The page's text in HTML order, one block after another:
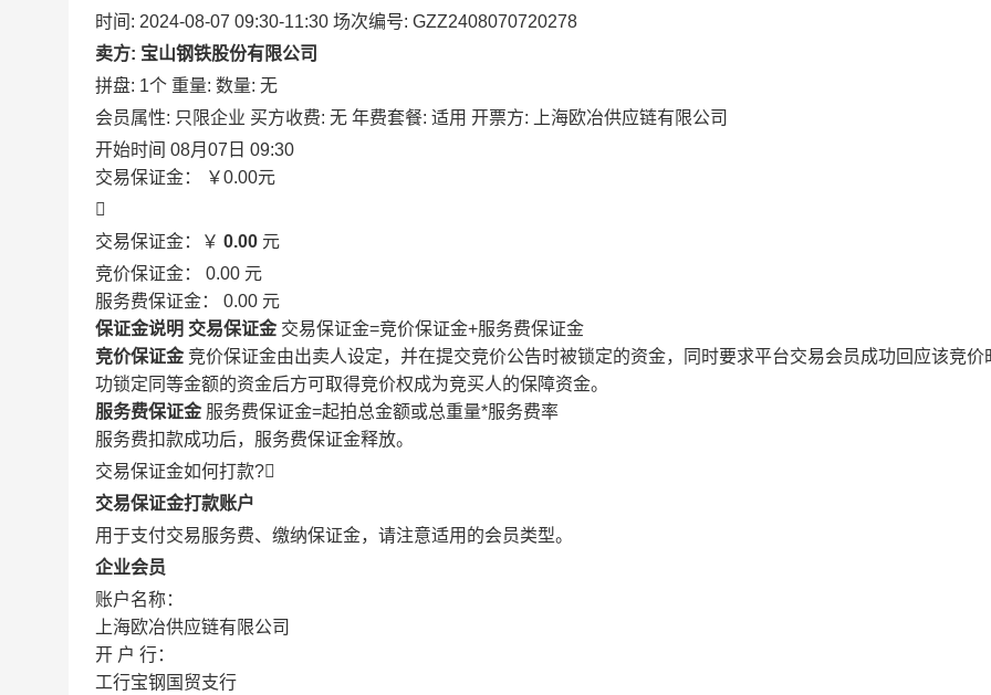
时间: 2024-08-07 09:30-11:30 场次编号: GZZ2408070720278
卖方: 宝山钢铁股份有限公司
拼盘: 1个 重量: 数量: 无
会员属性: 只限企业 买方收费: 无 年费套餐: 适用 开票方: 上海欧冶供应链有限公司
开始时间 08月07日 09:30
交易保证金：
￥0.00元

交易保证金：￥ 0.00 元
竞价保证金： 0.00 元
服务费保证金： 0.00 元
保证金说明 交易保证金 交易保证金=竞价保证金+服务费保证金
竞价保证金 竞价保证金由出卖人设定，并在提交竞价公告时被锁定的资金，同时要求平台交易会员成功回应该竞价
功锁定同等金额的资金后方可取得竞价权成为竞买人的保障资金。
服务费保证金 服务费保证金=起拍总金额或总重量*服务费率
服务费扣款成功后，服务费保证金释放。
交易保证金如何打款?
交易保证金打款账户
用于支付交易服务费、缴纳保证金，请注意适用的会员类型。
企业会员
账户名称：
上海欧冶供应链有限公司
开 户 行：
工行宝钢国贸支行